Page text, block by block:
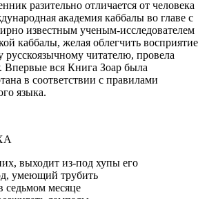
разительно отличается от человека
академия каббалы во главе с
известным ученым-исследователем
каббалы, желая облегчить восприятие
читателю, провела
Впервые вся Книга Зоар была
в соответствии с правилами
языка.
выходит из-под хупы его
умеющий трубить
седьмом месяце